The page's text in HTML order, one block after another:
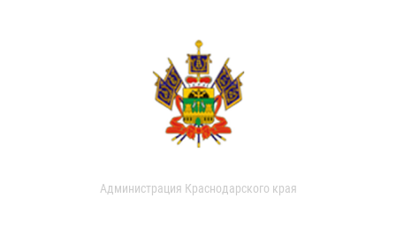
Администрация Краснодарского края